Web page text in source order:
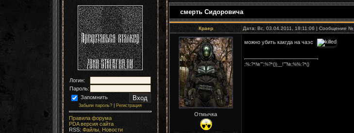
Логин:
Пароль:
Запомнить
Забыли пароль? Регистрация
Правила форума
PDA версия сайта
RSS: Файлы, Новости
смерть Сидоровича
Краер Дата: Вс, 03.04.2011, 18:11:06 | Сообщение №
Отмычка
можно убить какгда на чаэс
;%:?*№"";%?*())__!""№;%%:?*()